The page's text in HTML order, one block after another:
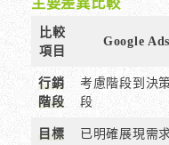
比較
項目
Google Ads
行銷
階段
考慮階段到決
段
目標
已明確展現需